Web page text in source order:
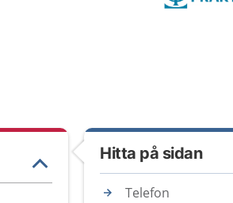
Hitta på sidan
Telefon